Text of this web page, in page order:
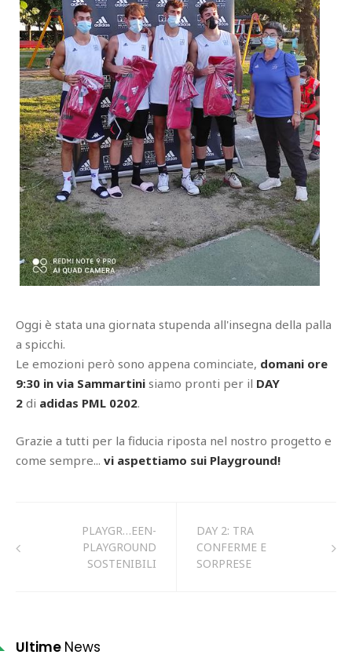
Oggi è stata una giornata stupenda all'insegna della palla
a spicchi.
Le emozioni però sono appena cominciate, domani ore
9:30 in via Sammartini siamo pronti per il DAY
2 di adidas PML 0202.
Grazie a tutti per la fiducia riposta nel nostro progetto e
come sempre... vi aspettiamo sui Playground!
PLAYGR…EEN-
PLAYGROUND
SOSTENIBILI
DAY 2: TRA
CONFERME E
SORPRESE
Ultime News